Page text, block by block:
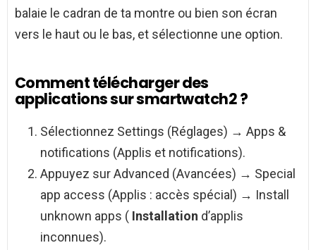
balaie le cadran de ta montre ou bien son écran
vers le haut ou le bas, et sélectionne une option.
Comment télécharger des
applications sur smartwatch2 ?
Sélectionnez Settings (Réglages) → Apps &
notifications (Applis et notifications).
Appuyez sur Advanced (Avancées) → Special
app access (Applis : accès spécial) → Install
unknown apps ( Installation d’applis
inconnues).